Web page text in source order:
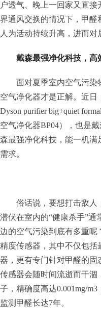
户透气、晚上一回家又直
界通风交换的情况下，甲醛
人为活动持续升高，进而对
戴森最强净化科技，高
面对夏季室内空气污染
空气净化器才是正解。近
Dyson purifier big+quiet
空气净化器BP04），也是
森最强净化科技，能一机
需求。
俗话说，要想打击敌人
潜伏在室内的“健康杀手”通
边的空气污染到底有多重呢
精度传感器，其中不仅包
器，更有专门针对甲醛的
传感器会随时间流逝而干涸
子，精确度高达0.001mg/
监测甲醛长达7年。